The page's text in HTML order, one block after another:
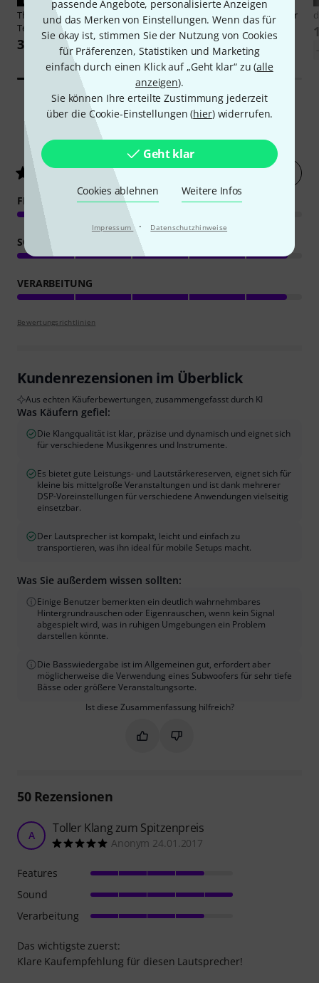
passende Angebote, personalisierte Anzeigen
und das Merken von Einstellungen. Wenn das für
Sie okay ist, stimmen Sie der Nutzung von Cookies
für Präferenzen, Statistiken und Marketing
einfach durch einen Klick auf „Geht klar“ zu (alle
anzeigen).
Sie können Ihre erteilte Zustimmung jederzeit
über die Cookie-Einstellungen (hier) widerrufen.
Geht klar
Cookies ablehnen Weitere Infos
Impressum · Datenschutzhinweise
ThomannCover dB
Technologies Opera 12
33 €
dB TechnologiesFC-OP12 Cover
59 €
87Kundenbewertungen
4.8/ 5 Jetzt bewerten
FEATURES
SOUND
VERARBEITUNG
Bewertungsrichtlinien
Kundenrezensionen im Überblick
Aus echten Käuferbewertungen, zusammengefasst durch KI
Was Käufern gefiel:
Die Klangqualität ist klar, präzise und dynamisch und eignet sich
für verschiedene Musikgenres und Instrumente.
Es bietet gute Leistungs- und Lautstärkereserven, eignet sich für
kleine bis mittelgroße Veranstaltungen und ist dank mehrerer
DSP-Voreinstellungen für verschiedene Anwendungen vielseitig
einsetzbar.
Der Lautsprecher ist kompakt, leicht und einfach zu
transportieren, was ihn ideal für mobile Setups macht.
Was Sie außerdem wissen sollten:
Einige Benutzer bemerkten ein deutlich wahrnehmbares
Hintergrundrauschen oder Eigenrauschen, wenn kein Signal
abgespielt wird, was in ruhigen Umgebungen ein Problem
darstellen könnte.
Die Basswiedergabe ist im Allgemeinen gut, erfordert aber
möglicherweise die Verwendung eines Subwoofers für sehr tiefe
Bässe oder größere Veranstaltungsorte.
Ist diese Zusammenfassung hilfreich?
Markieren Sie diese
Markieren Sie diese
50Rezensionen
A Toller Klang zum Spitzenpreis
Anonym 24.01.2017
Das wichtigste zuerst:
Klare Kaufempfehlung für diesen Lautsprecher!
Features
Sound
Verarbeitung